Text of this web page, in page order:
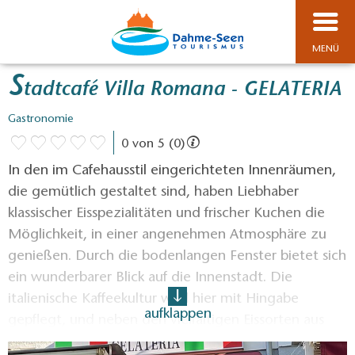
MENÜ
Stadtcafé Villa Romana - GELATERIA
Gastronomie
0 von 5 (0)
In den im Cafehausstil eingerichteten Innenräumen,
die gemütlich gestaltet sind, haben Liebhaber
klassischer Eisspezialitäten und frischer Kuchen die
Möglichkeit, in einer angenehmen Atmosphäre zu
genießen. Durch die bodenlangen Fenster bietet sich
ein wunderbarer Blick auf die Innenstadt. Die
italienische Kaffeekultur wird hier mit Hingabe
gepflegt, und neben den vielfältigen Eissorten aus
der Eistheke steht auch Softeis zur Auswahl. Im
aufklappen